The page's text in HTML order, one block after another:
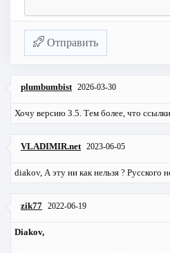
Отправить
plumbumbist 2026-03-30
Хочу версию 3.5. Тем более, что
VLADIMIR.net 2023-06-05
diakov, А эту ни как нельзя ? Русского
zik77 2022-06-19
Diakov,